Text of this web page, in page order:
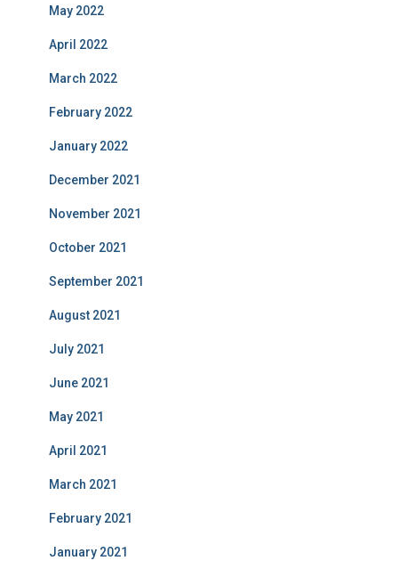
May 2022
April 2022
March 2022
February 2022
January 2022
December 2021
November 2021
October 2021
September 2021
August 2021
July 2021
June 2021
May 2021
April 2021
March 2021
February 2021
January 2021